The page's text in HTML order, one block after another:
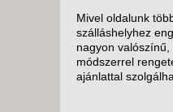
Mivel oldalunk
szálláshelyhez
nagyon
módszerrel
ajánlattal